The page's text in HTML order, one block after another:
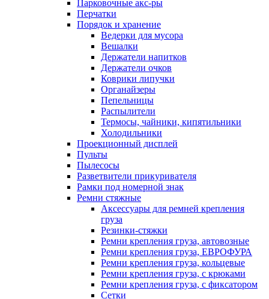
Парковочные акс-ры
Перчатки
Порядок и хранение
Ведерки для мусора
Вешалки
Держатели напитков
Держатели очков
Коврики липучки
Органайзеры
Пепельницы
Распылители
Термосы, чайники, кипятильники
Холодильники
Проекционный дисплей
Пульты
Пылесосы
Разветвители прикуривателя
Рамки под номерной знак
Ремни стяжные
Аксессуары для ремней крепления
груза
Резинки-стяжки
Ремни крепления груза, автовозные
Ремни крепления груза, ЕВРОФУРА
Ремни крепления груза, кольцевые
Ремни крепления груза, с крюками
Ремни крепления груза, с фиксатором
Сетки